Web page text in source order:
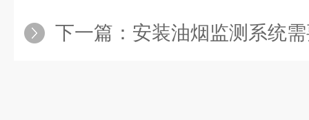
下一篇： 安装油烟监测系统